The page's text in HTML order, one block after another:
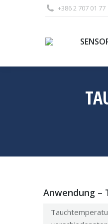
+386 2 707 01 77
Anwendung